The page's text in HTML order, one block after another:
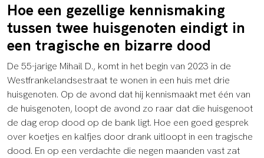
Hoe een gezellige kennismaking
tussen twee huisgenoten eindigt in
een tragische en bizarre dood
De 55-jarige Mihail D., komt in het begin van 2023 in de
Westfrankelandsestraat te wonen in een huis met drie
huisgenoten. Op de avond dat hij kennismaakt met één van
de huisgenoten, loopt de avond zo raar dat die huisgenoot
de dag erop dood op de bank ligt. Hoe een goed gesprek
over koetjes en kalfjes door drank uitloopt in een tragische
dood. En op een verdachte die negen maanden vast zat